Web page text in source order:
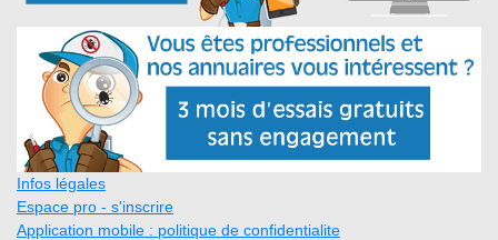
Infos légales
Espace pro - s'inscrire
Application mobile : politique de confidentialite